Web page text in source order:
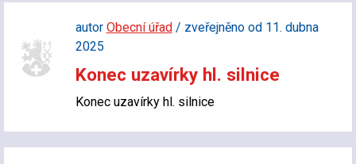
autor Obecní úřad/ zveřejněno od 11. dubna
2025
Konec uzavírky hl. silnice
Konec uzavírky hl. silnice